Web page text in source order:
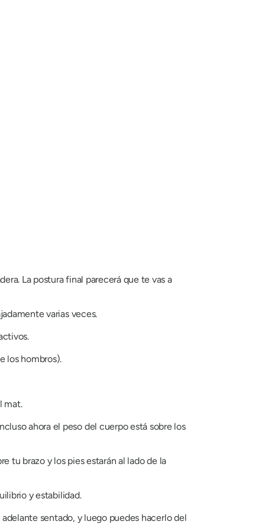
La postura final parecerá que te vas a
varias veces.
los hombros).
mat.
ahora el peso del cuerpo está sobre los
tu brazo y los pies estarán al lado de la
y estabilidad.
sentado, y luego puedes hacerlo del